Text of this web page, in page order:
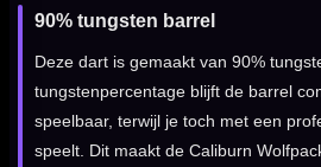
90% tungsten barrel
Deze dart is gemaakt van 90%
tungstenpercentage blijft de barrel
speelbaar, terwijl je toch met een
speelt. Dit maakt de Caliburn